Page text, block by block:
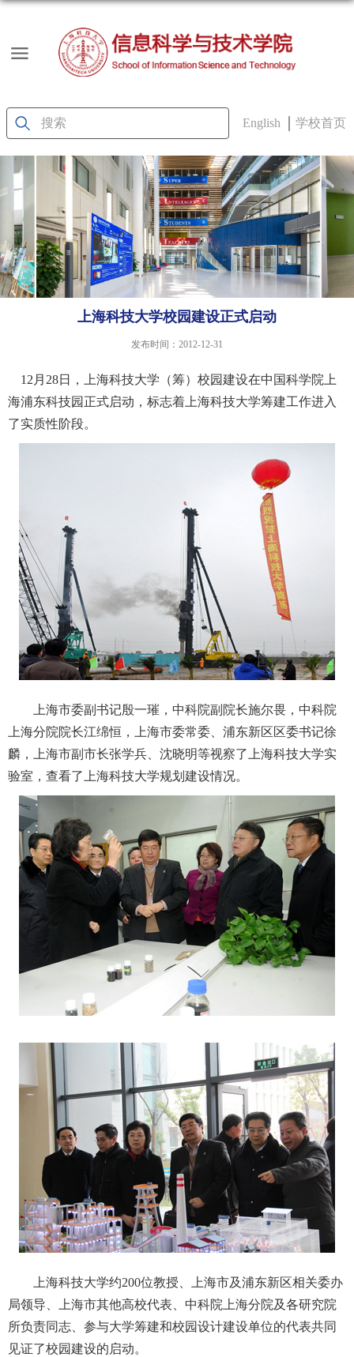
English 学校首页
上海科技大学校园建设正式启动
发布时间：2012-12-31
12月28日，上海科技大学（筹）校园建设在中国科学院上
海浦东科技园正式启动，标志着上海科技大学筹建工作进入
了实质性阶段。
上海市委副书记殷一璀，中科院副院长施尔畏，中科院
上海分院院长江绵恒，上海市委常委、浦东新区区委书记徐
麟，上海市副市长张学兵、沈晓明等视察了上海科技大学实
验室，查看了上海科技大学规划建设情况。
上海科技大学约200位教授、上海市及浦东新区相关委办
局领导、上海市其他高校代表、中科院上海分院及各研究院
所负责同志、参与大学筹建和校园设计建设单位的代表共同
见证了校园建设的启动。